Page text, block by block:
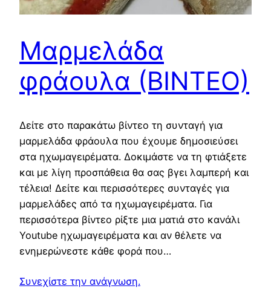
Μαρμελάδα
φράουλα (ΒΙΝΤΕΟ)
Δείτε στο παρακάτω βίντεο τη συνταγή για
μαρμελάδα φράουλα που έχουμε δημοσιεύσει
στα ηχωμαγειρέματα. Δοκιμάστε να τη φτιάξετε
και με λίγη προσπάθεια θα σας βγει λαμπερή και
τέλεια! Δείτε και περισσότερες συνταγές για
μαρμελάδες από τα ηχωμαγειρέματα. Για
περισσότερα βίντεο ρίξτε μια ματιά στο κανάλι
Youtube ηχωμαγειρέματα και αν θέλετε να
ενημερώνεστε κάθε φορά που…
Συνεχίστε την ανάγνωση.